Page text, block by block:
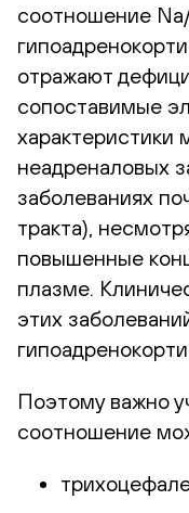
соотношение
отражают
сопоставимые
характеристики
неадреналовых
заболеваниях
тракта),
повышенные
плазме.
этих
Поэтому важно
соотношение